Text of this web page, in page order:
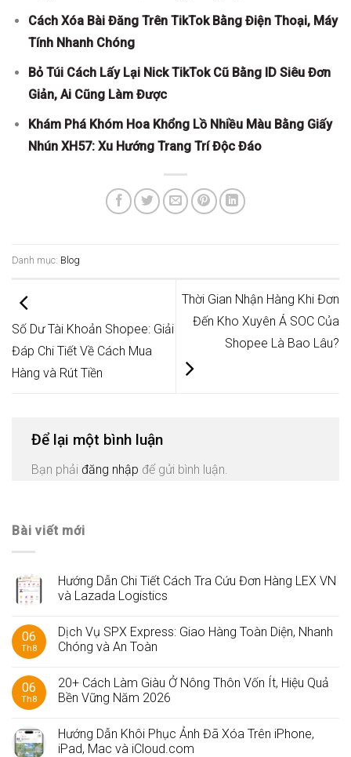
Cách Xóa Bài Đăng Trên TikTok Bằng Điện Thoại, Máy
Tính Nhanh Chóng
Bỏ Túi Cách Lấy Lại Nick TikTok Cũ Bằng ID Siêu Đơn
Giản, Ai Cũng Làm Được
Khám Phá Khóm Hoa Khổng Lồ Nhiều Màu Bằng Giấy
Nhún XH57: Xu Hướng Trang Trí Độc Đáo
Danh mục: Blog
Số Dư Tài Khoản Shopee: Giải
Đáp Chi Tiết Về Cách Mua
Hàng và Rút Tiền
Thời Gian Nhận Hàng Khi Đơn
Đến Kho Xuyên Á SOC Của
Shopee Là Bao Lâu?
Để lại một bình luận
Bạn phải đăng nhập để gửi bình luận.
Bài viết mới
Hướng Dẫn Chi Tiết Cách Tra Cứu Đơn Hàng LEX VN
và Lazada Logistics
06
Th8
Dịch Vụ SPX Express: Giao Hàng Toàn Diện, Nhanh
Chóng và An Toàn
06
Th8
20+ Cách Làm Giàu Ở Nông Thôn Vốn Ít, Hiệu Quả
Bền Vững Năm 2026
Hướng Dẫn Khôi Phục Ảnh Đã Xóa Trên iPhone,
iPad, Mac và iCloud.com